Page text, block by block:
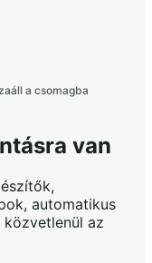
a csomagba
van
automatikus
az